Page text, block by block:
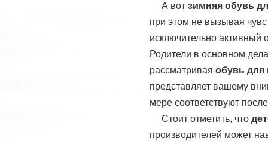
А вот зимняя обувь
при этом не вызывая
исключительно активный
Родители в основном
рассматривая обувь
представляет вашему
мере соответствуют
Стоит отметить, что
производителей может